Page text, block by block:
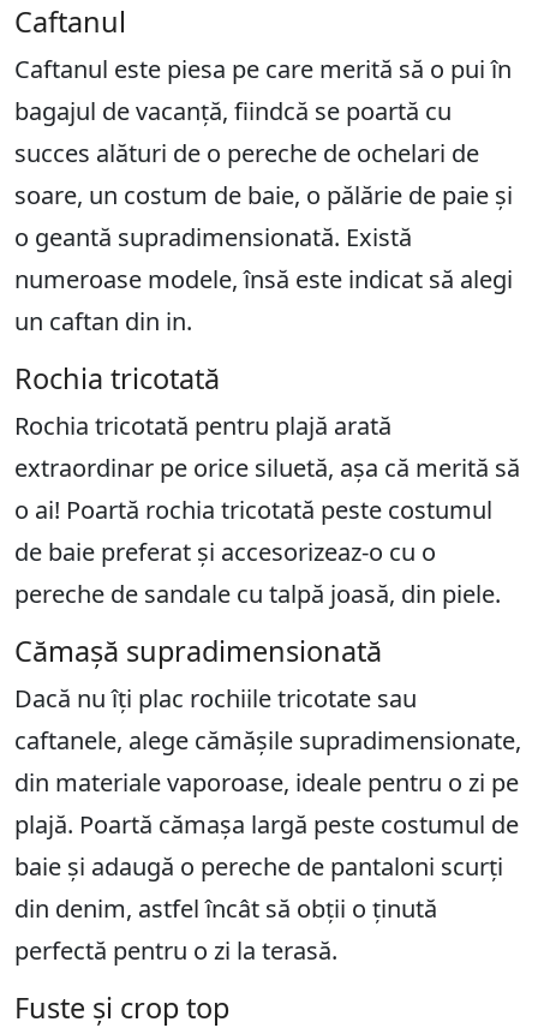
Caftanul
Caftanul este piesa pe care merită să o pui în
bagajul de vacanță, fiindcă se poartă cu
succes alături de o pereche de ochelari de
soare, un costum de baie, o pălărie de paie și
o geantă supradimensionată. Există
numeroase modele, însă este indicat să alegi
un caftan din in.
Rochia tricotată
Rochia tricotată pentru plajă arată
extraordinar pe orice siluetă, așa că merită să
o ai! Poartă rochia tricotată peste costumul
de baie preferat și accesorizeaz-o cu o
pereche de sandale cu talpă joasă, din piele.
Cămașă supradimensionată
Dacă nu îți plac rochiile tricotate sau
caftanele, alege cămășile supradimensionate,
din materiale vaporoase, ideale pentru o zi pe
plajă. Poartă cămașa largă peste costumul de
baie și adaugă o pereche de pantaloni scurți
din denim, astfel încât să obții o ținută
perfectă pentru o zi la terasă.
Fuste și crop top